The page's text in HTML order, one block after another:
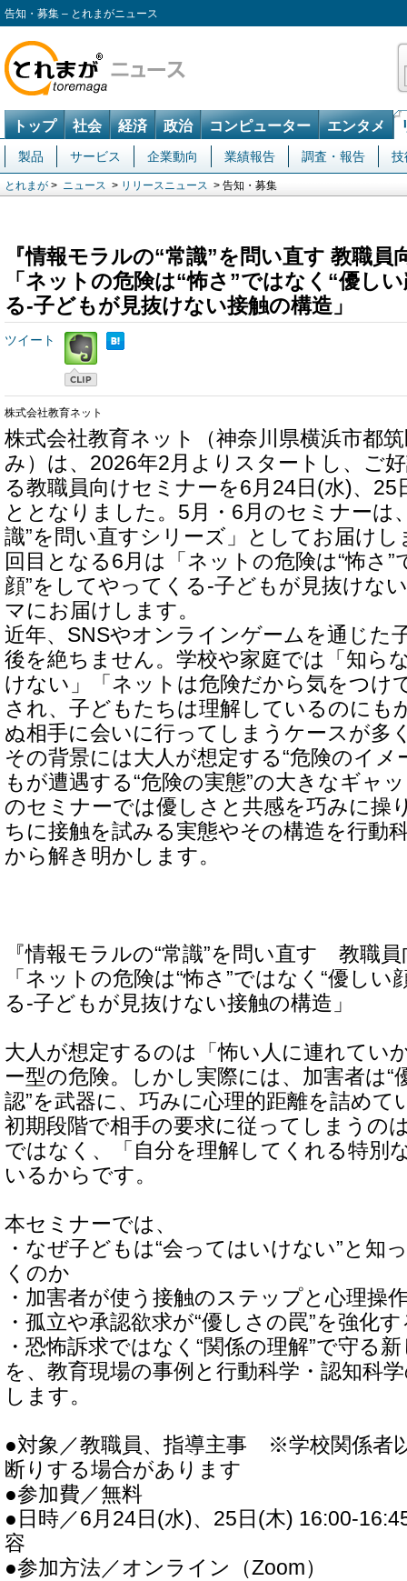
告知・募集 – とれまがニュース
トップ 社会 経済 政治 コンピューター エンタメ
製品 サービス 企業動向 業績報告 調査・報告 技
とれまが > ニュース > リリースニュース > 告知・募集
『情報モラルの“常識”を問い直す 教職員
「ネットの危険は“怖さ”ではなく“優し
る-子どもが見抜けない接触の構造」
ツイート
株式会社教育ネット
株式会社教育ネット（神奈川県横浜市都
み）は、2026年2月よりスタートし、ご
る教職員向けセミナーを6月24日(水)、25
ととなりました。5月・6月のセミナーは
識”を問い直すシリーズ」としてお届け
回目となる6月は「ネットの危険は“怖さ”
顔”をしてやってくる-子どもが見抜けな
マにお届けします。
近年、SNSやオンラインゲームを通じた
後を絶ちません。学校や家庭では「知ら
けない」「ネットは危険だから気をつけ
され、子どもたちは理解しているのにも
ぬ相手に会いに行ってしまうケースが多
その背景には大人が想定する“危険のイメ
もが遭遇する“危険の実態”の大きなギャ
のセミナーでは優しさと共感を巧みに操
ちに接触を試みる実態やその構造を行動
から解き明かします。
『情報モラルの“常識”を問い直す 教職
「ネットの危険は“怖さ”ではなく“優しい
る-子どもが見抜けない接触の構造」
大人が想定するのは「怖い人に連れてい
ー型の危険。しかし実際には、加害者は“
認”を武器に、巧みに心理的距離を詰めて
初期段階で相手の要求に従ってしまうの
ではなく、「自分を理解してくれる特別
いるからです。
本セミナーでは、
・なぜ子どもは“会ってはいけない”と知
くのか
・加害者が使う接触のステップと心理操
・孤立や承認欲求が“優しさの罠”を強化
・恐怖訴求ではなく“関係の理解”で守る
を、教育現場の事例と行動科学・認知科
します。
●対象／教職員、指導主事 ※学校関係者
断りする場合があります
●参加費／無料
●日時／6月24日(水)、25日(木) 16:00-
容
●参加方法／オンライン（Zoom）